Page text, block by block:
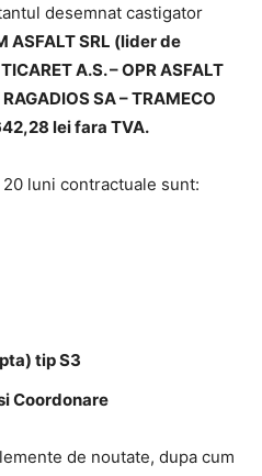
desemnat castigator
ASFALT SRL (lider de
A.S. – OPR ASFALT
SA – TRAMECO
lei fara TVA.
luni contractuale sunt:
tip S3
Coordonare
de noutate, dupa cum